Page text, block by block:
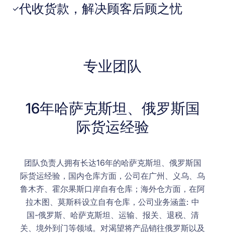
✓代收货款，解决顾客后顾之忧
专业团队
16年哈萨克斯坦、俄罗斯国
际货运经验
团队负责人拥有长达16年的哈萨克斯坦、俄罗斯国
际货运经验，国内仓库方面，公司在广州、义乌、乌
鲁木齐、霍尔果斯口岸自有仓库；海外仓方面，在阿
拉木图、莫斯科设立自有仓库，公司业务涵盖: 中
国-俄罗斯、哈萨克斯坦、运输、报关、退税、清
关、境外到门等领域。对渴望将产品销往俄罗斯以及